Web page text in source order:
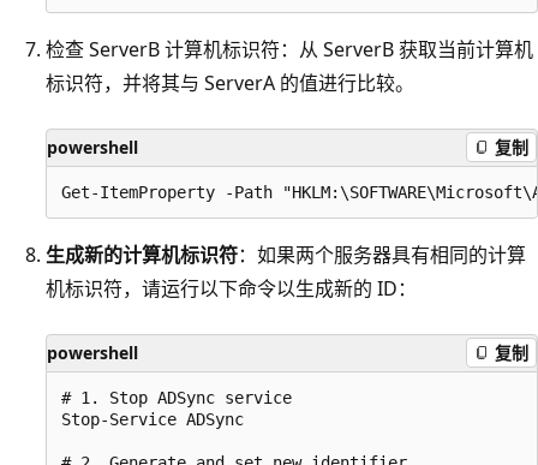
检查 ServerB 计算机标识符：从 ServerB 获取当前计算机
标识符，并将其与 ServerA 的值进行比较。
powershell 复制
生成新的计算机标识符：如果两个服务器具有相同的计算
机标识符，请运行以下命令以生成新的 ID：
powershell 复制
# 1. Stop ADSync service
Stop-Service ADSync